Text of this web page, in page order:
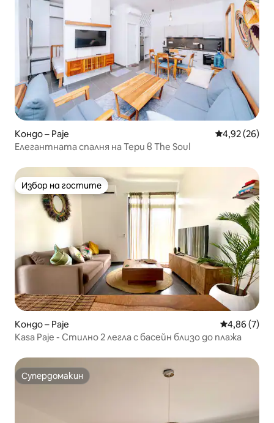
Кондо – Paje Средна
4,92 (26)
Елегантната спалня на Тери в The Soul
Избор на гостите
Избор на гостите
Кондо – Paje Средна
4,86 (7)
Kasa Paje - Стилно 2 легла с басейн близо до плажа
Супердомакин
Супердомакин